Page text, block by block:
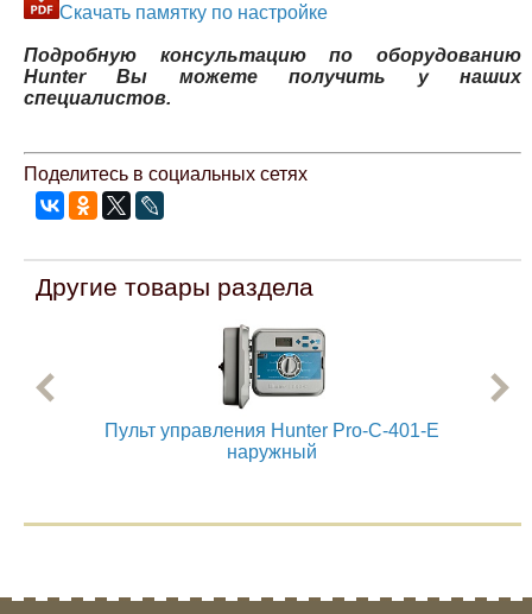
Cкачать памятку по настройке
Подробную консультацию по оборудованию
Hunter Вы можете получить у наших
специалистов.
Поделитесь в социальных сетях
Другие товары раздела
Пульт управления Hunter Pro-C-401-E
наружный